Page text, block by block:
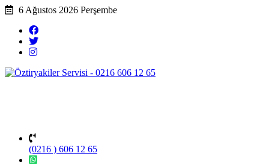
6 Ağustos 2026 Perşembe
(0216 ) 606 12 65